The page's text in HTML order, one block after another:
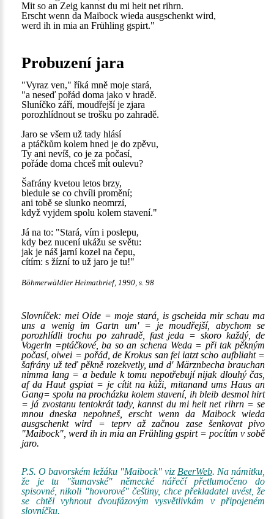
Mit so an Zeig kannst du mi heit net rihrn.
Erscht wenn da Maibock wieda ausgschenkt wird,
werd ih in mia an Frühling gspirt."
Probuzení jara
"Vyraz ven," říká mně moje stará,
"a neseď pořád doma jako v hradě.
Sluníčko září, moudřejší je zjara
porozhlídnout se trošku po zahradě.
Jaro se všem už tady hlásí
a ptáčkům kolem hned je do zpěvu,
Ty ani nevíš, co je za počasí,
pořáde doma chceš mít oulevu?
Šafrány kvetou letos brzy,
bledule se co chvíli promění;
ani tobě se slunko neomrzí,
když vyjdem spolu kolem stavení."
Já na to: "Stará, vím i poslepu,
kdy bez nucení ukážu se světu:
jak je náš jarní kozel na čepu,
cítím: s žízní to už jaro je tu!"
Böhmerwäldler Heimatbrief, 1990, s. 98
Slovníček: mei Oide = moje stará, is gscheida mir schau ma
uns a wenig im Gartn um' = je moudřejší, abychom se
porozhlídli trochu po zahradě, fast jeda = skoro každý, de
Vogerln =ptáčkové, ba so an schena Weda = při tak pěkným
počasí, oiwei = pořád, de Krokus san fei iatzt scho aufbliaht =
šafrány už teď pěkně rozekvetly, und d' Märznbecha brauchan
nimma lang = a bedule k tomu nepotřebují nijak dlouhý čas,
af da Haut gspiat = je cítit na kůži, mitanand ums Haus an
Gang= spolu na procházku kolem stavení, ih bleib desmol hirt
= já zvostanu tentokrát tady, kannst du mi heit net rihrn = se
mnou dneska nepohneš, erscht wenn da Maibock wieda
ausgschenkt wird = teprv až začnou zase šenkovat pivo
"Maibock", werd ih in mia an Frühling gspirt = pocítím v sobě
jaro.
P.S. O bavorském ležáku "Maibock" viz BeerWeb. Na námitku,
že je tu "šumavské" německé nářečí přetlumočeno do
spisovné, nikoli "hovorové" češtiny, chce překladatel uvést, že
se chtěl vyhnout dvoufázovým vysvětlivkám v připojeném
slovníčku.